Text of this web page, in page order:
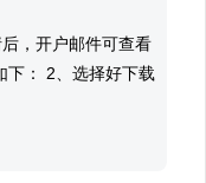
，开户邮件可查看
下： 2、选择好下载